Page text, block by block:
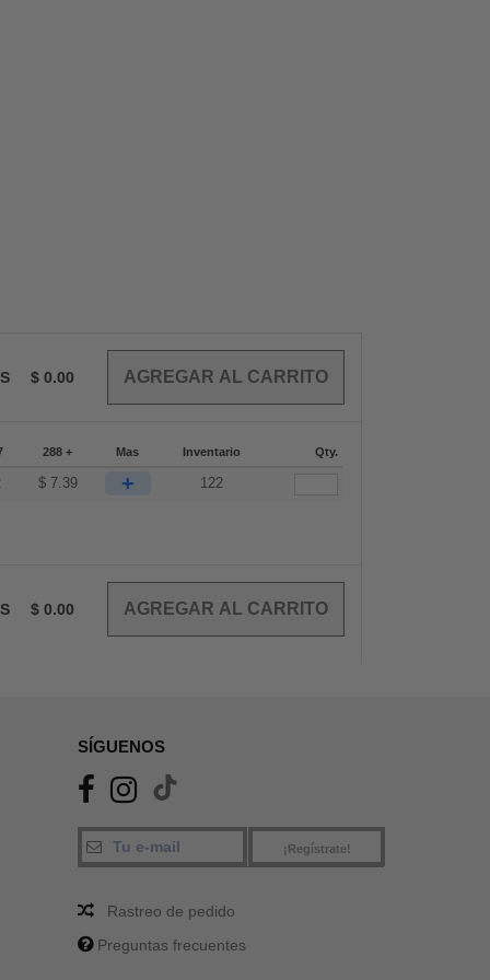
$ 0.00
288 + Mas Inventario Qty.
$ 7.39 + 122
$ 0.00
SÍGUENOS
¡Regístrate!
Rastreo de pedido
Preguntas frecuentes